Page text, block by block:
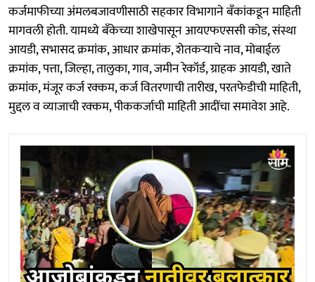
कर्जमाफीच्या अंमलबजावणीसाठी सहकार विभागाने बँकांकडून माहिती
मागवली होती. यामध्ये बँकेच्या शाखेपासून आयएफएससी कोड, संस्था
आयडी, सभासद क्रमांक, आधार क्रमांक, शेतकऱ्याचे नाव, मोबाईल
क्रमांक, पत्ता, जिल्हा, तालुका, गाव, जमीन रेकॉर्ड, ग्राहक आयडी, खाते
क्रमांक, मंजूर कर्ज रक्कम, कर्ज वितरणाची तारीख, परतफेडीची माहिती,
मुद्दल व व्याजाची रक्कम, पीककर्जाची माहिती आदींचा समावेश आहे.